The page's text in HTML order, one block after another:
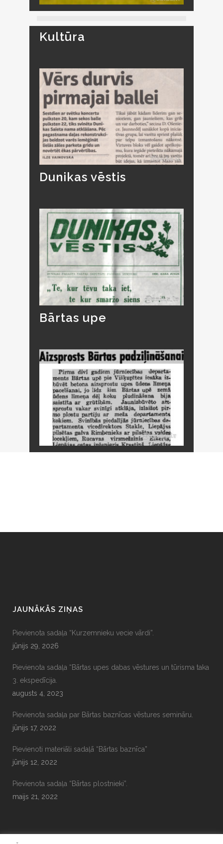
Kultūra
Dunikas vēstis
Bārtas upe
JAUNĀKĀS ZIŅAS
Pievienota sadaļa “Kurzemnieku vecie vārdi”.
jūnijs 29, 2026
Pievienota sadaļa “Bārtas upes dabas vēstures un tūrisma taka
3. ekspedīcija.
augusts 4, 2023
Pievienota sadaļa par Bārtas baznīcas vēstures semināru.
jūnijs 17, 2022
Pievienoti materiāli sadaļā “Bārtas baznīca”
jūnijs 12, 2022
Pievienota sadaļa “Bārtas plostnieki”.
maijs 21, 2022